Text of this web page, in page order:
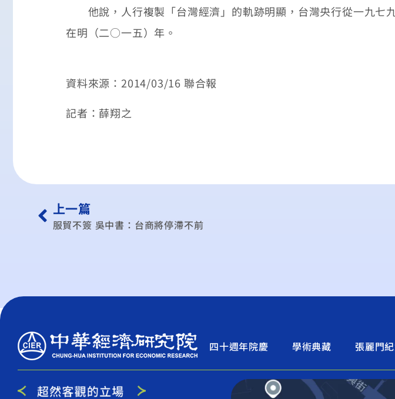
他說，人行複製「台灣經濟」的軌跡明顯，台灣央行從一九七
在明（二○一五）年。
資料來源：2014/03/16 聯合報
記者：薛翔之
上一篇
服貿不簽 吳中書：台商將停滯不前
四十週年院慶 學術典藏 張麗門